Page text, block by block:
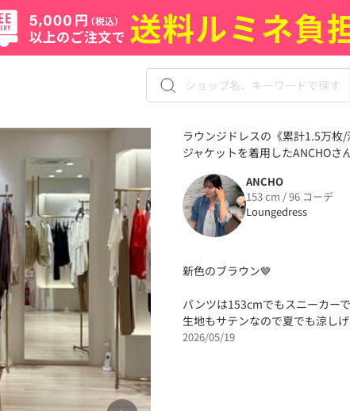
ラウンジドレスの《累計1.5万枚
ジャケットを着用したANCHOさ
ANCHO
153 cm / 96 コーデ
Loungedress
新色のブラウン🤎
パンツは153cmでもスニーカー
生地もサテンなので夏でも涼し
2026/05/19